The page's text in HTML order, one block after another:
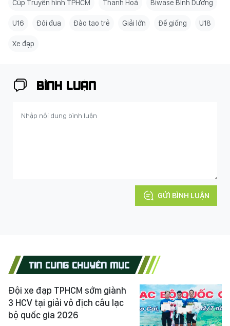
Cúp Truyền hình TPHCM Thanh Hoá Biwase Bình Dương
U16 Đội đua Đào tạo trẻ Giải lớn Để giống U18
Xe đạp
BÌNH LUẬN
GỬI BÌNH LUẬN
TIN CÙNG CHUYÊN MỤC
Đội xe đạp TPHCM sớm giành
3 HCV tại giải vô địch câu lạc
bộ quốc gia 2026